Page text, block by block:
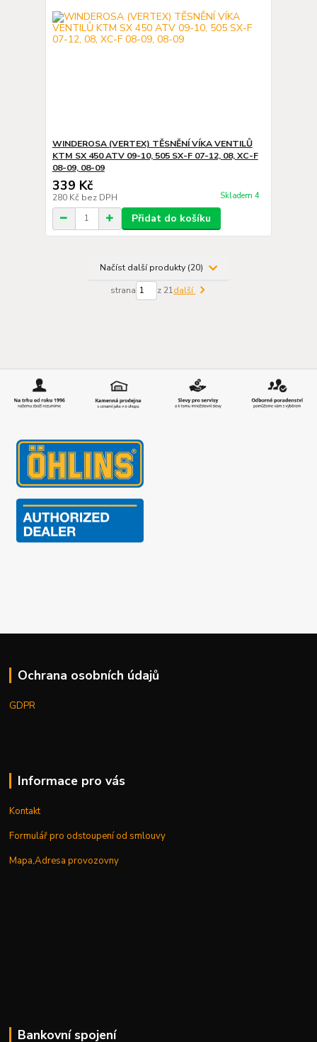
WINDEROSA (VERTEX) TĚSNĚNÍ VÍKA VENTILŮ
KTM SX 450 ATV 09-10, 505 SX-F 07-12, 08, XC-F
08-09, 08-09
339 Kč
280 Kč bez DPH Skladem 4
Přidat do košíku
Načíst další produkty (20)
strana z 21další
Ochrana osobních údajů
GDPR
Informace pro vás
Kontakt
Formulář pro odstoupení od smlouvy
Mapa,Adresa provozovny
Bankovní spojení